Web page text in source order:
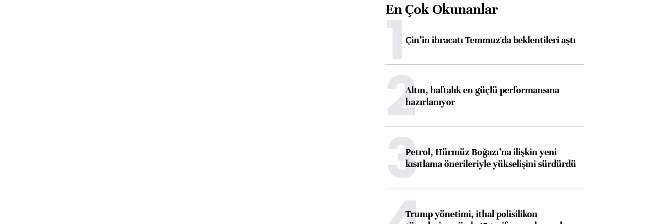
En Çok Okunanlar
1Çin’in ihracatı Temmuz'da beklentileri aştı
2Altın, haftalık en güçlü performansına
hazırlanıyor
3Petrol, Hürmüz Boğazı’na ilişkin yeni
kısıtlama önerileriyle yükselişini sürdürdü
Trump yönetimi, ithal polisilikon